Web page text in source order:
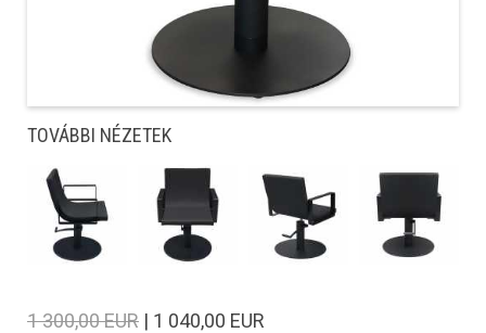
TOVÁBBI NÉZETEK
1 300,00 EUR | 1 040,00 EUR